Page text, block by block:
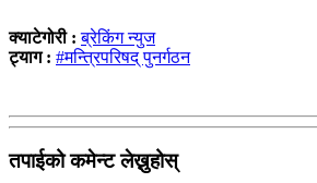
क्याटेगोरी :ब्रेकिंग न्युज
ट्याग : #मन्त्रिपरिषद् पुनर्गठन
तपाईको कमेन्ट लेख्नुहोस्